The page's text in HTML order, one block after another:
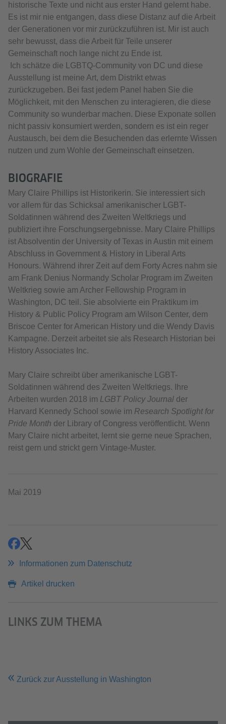
historische Texte und nicht aus erster Hand gelernt habe.
Es ist mir nie entgangen, dass diese Distanz auf die Arbeit
der Generationen vor mir zurückzuführen ist. Mir ist auch
sehr bewusst, dass die Arbeit für Teile unserer
Gemeinschaft noch lange nicht zu Ende ist.
Ich schätze die LGBTQ-Community von DC und diese
Ausstellung ist meine Art, dem Distrikt etwas
zurückzugeben. Bei fast jedem Panel haben Sie die
Möglichkeit, mit den Menschen zu interagieren, die diese
Community so wunderbar machen. Diese Exponate sollen
nicht passiv konsumiert werden, sondern es ist ein reger
Austausch, bei dem die Besuchenden das erlernte Wissen
nutzen und zum Wohle der Gemeinschaft einsetzen.
BIOGRAFIE
Mary Claire Phillips ist Historikerin. Sie interessiert sich
vor allem für das Schicksal amerikanischer LGBT-
Soldatinnen während des Zweiten Weltkriegs und
publiziert ihre Forschungsergebnisse. Mary Claire Phillips
ist Absolventin der University of Texas in Austin mit einem
Abschluss in Government & History in Liberal Arts
Honours. Während ihrer Zeit auf dem Forty Acres nahm sie
am Frank Denius Normandy Scholar Program im Zweiten
Weltkrieg sowie am Archer Fellowship Program in
Washington, DC teil. Sie absolvierte ein Praktikum im
History & Public Policy Program am Wilson Center, dem
Briscoe Center for American History und die Wendy Davis
Kampagne. Derzeit arbeitet sie als Research Historian bei
History Associates Inc.
Mary Claire schreibt über amerikanische LGBT-
Soldatinnen während des Zweiten Weltkriegs. Ihre
Arbeiten wurden 2018 im LGBT Policy Journal der
Harvard Kennedy School sowie im Research Spotlight for
Pride Month der Library of Congress veröffentlicht. Wenn
Mary Claire nicht arbeitet, lernt sie gerne neue Sprachen,
reist gern und strickt gern Vintage-Muster.
Mai 2019
teilenteilen
Informationen zum Datenschutz
Artikel drucken
LINKS ZUM THEMA
Zurück zur Ausstellung in Washington